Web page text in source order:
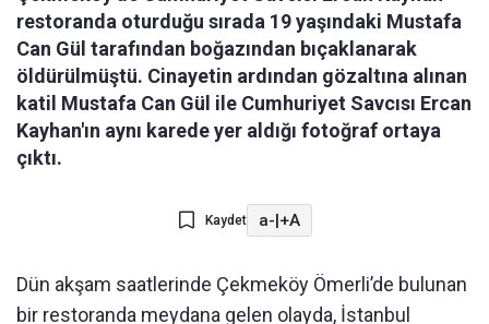
restoranda oturduğu sırada 19 yaşındaki Mustafa
Can Gül tarafından boğazından bıçaklanarak
öldürülmüştü. Cinayetin ardından gözaltına alınan
katil Mustafa Can Gül ile Cumhuriyet Savcısı Ercan
Kayhan'ın aynı karede yer aldığı fotoğraf ortaya
çıktı.
Kaydet a-|+A
Dün akşam saatlerinde Çekmeköy Ömerli’de bulunan
bir restoranda meydana gelen olayda, İstanbul